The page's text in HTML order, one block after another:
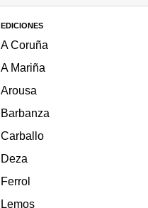
EDICIONES
A Coruña
A Mariña
Arousa
Barbanza
Carballo
Deza
Ferrol
Lemos